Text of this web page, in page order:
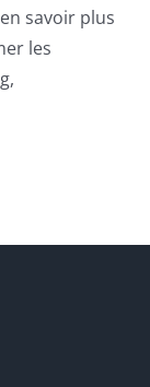
savoir plus
les